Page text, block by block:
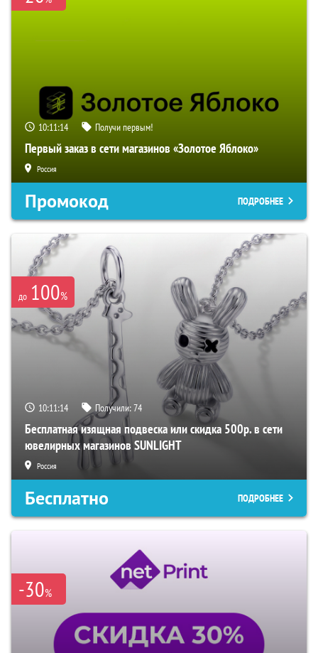
10:11:13 Получи первым!
Первый заказ в сети магазинов «Золотое Яблоко»
Россия
Промокод ПОДРОБНЕЕ
до 100%
10:11:13 Получили:74
Бесплатная изящная подвеска или скидка 500р. в сети
ювелирных магазинов SUNLIGHT
Россия
Бесплатно ПОДРОБНЕЕ
-30%